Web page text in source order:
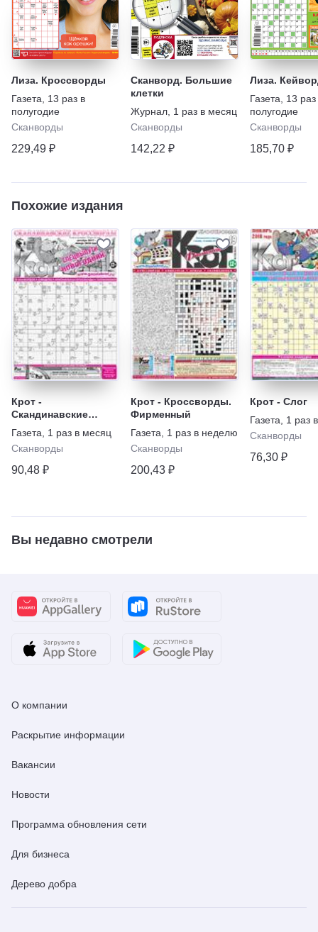
Лиза. Кроссворды
Газета
13 раз в
полугодие
Сканворды
229,49 ₽
Сканворд. Большие
клетки
Журнал 1 раз в месяц
Сканворды
142,22 ₽
Лиза.
Газета
13 раз
полугодие
Сканворды
185,70 ₽
Похожие издания
Крот -
Скандинавские
кроссворды.
Спецвыпуск
Газета
1 раз в месяц
Сканворды
90,48 ₽
Крот - Кроссворды.
Фирменный
Газета
1 раз в неделю
Сканворды
200,43 ₽
Крот - Слог
Газета
1 раз
Сканворды
76,30 ₽
Вы недавно смотрели
О компании
Раскрытие информации
Вакансии
Новости
Программа обновления сети
Для бизнеса
Дерево добра